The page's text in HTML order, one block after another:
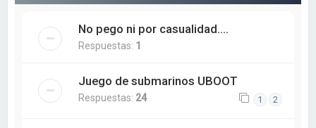
No pego ni por casualidad....
Respuestas: 1
Juego de submarinos UBOOT
Respuestas: 24 1 2